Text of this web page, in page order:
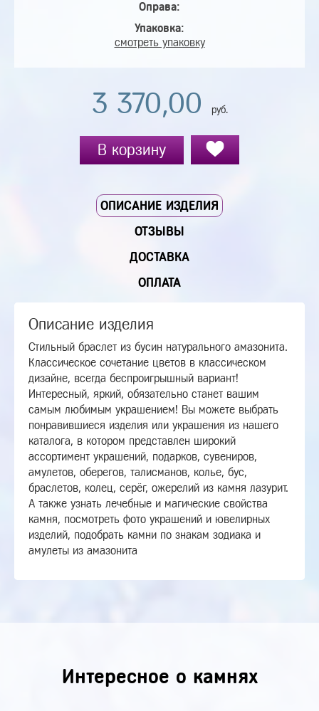
Оправа:
Упаковка:
смотреть упаковку
3 370,00 руб.
В корзину
ОПИСАНИЕ ИЗДЕЛИЯ
ОТЗЫВЫ
ДОСТАВКА
ОПЛАТА
Описание изделия
Стильный браслет из бусин натурального амазонита.
Классическое сочетание цветов в классическом
дизайне, всегда беспроигрышный вариант!
Интересный, яркий, обязательно станет вашим
самым любимым украшением! Вы можете выбрать
понравившиеся изделия или украшения из нашего
каталога, в котором представлен широкий
ассортимент украшений, подарков, сувениров,
амулетов, оберегов, талисманов, колье, бус,
браслетов, колец, серёг, ожерелий из камня лазурит.
А также узнать лечебные и магические свойства
камня, посмотреть фото украшений и ювелирных
изделий, подобрать камни по знакам зодиака и
амулеты из амазонита
Интересное о камнях